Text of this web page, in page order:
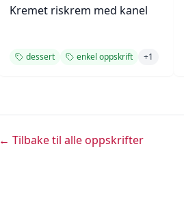
Kremet riskrem med kanel
dessert enkel oppskrift +1
← Tilbake til alle oppskrifter